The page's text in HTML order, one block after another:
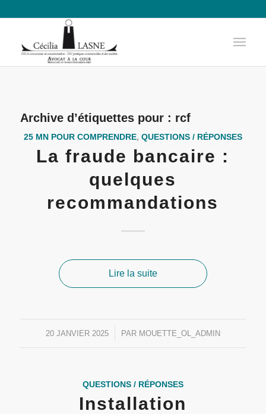
Archive d’étiquettes pour : rcf
25 MN POUR COMPRENDRE, QUESTIONS / RÉPONSES
La fraude bancaire :
quelques
recommandations
Lire la suite
20 JANVIER 2025
/ PAR MOUETTE_OL_ADMIN
QUESTIONS / RÉPONSES
Installation